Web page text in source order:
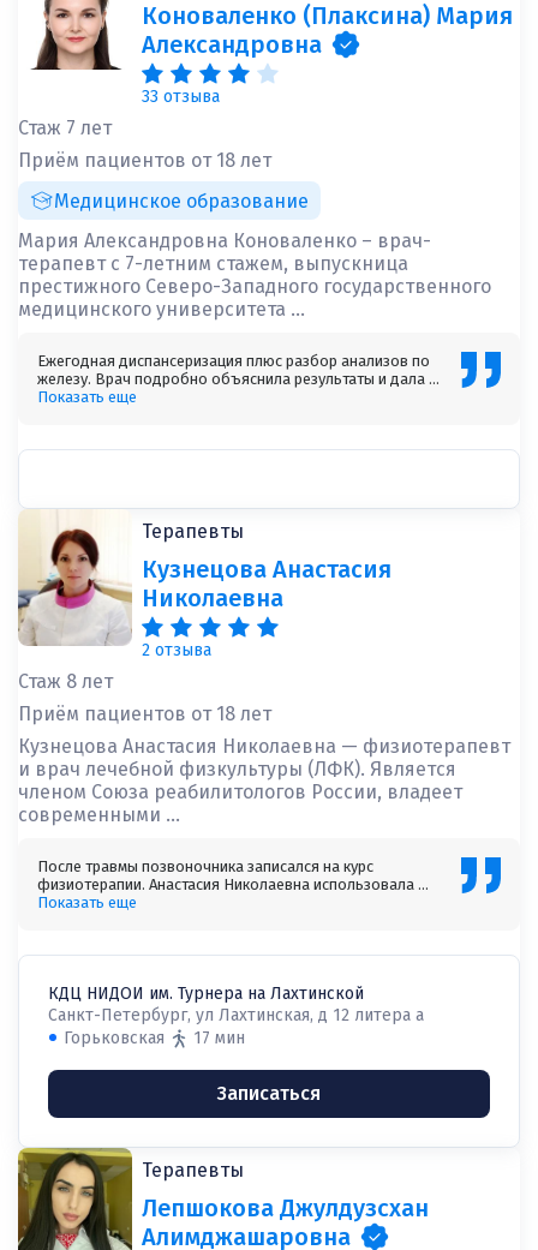
Коноваленко (Плаксина) Мария
Александровна
33 отзыва
Стаж 7 лет
Приём пациентов от 18 лет
Медицинское образование
Мария Александровна Коноваленко – врач-
терапевт с 7-летним стажем, выпускница
престижного Северо-Западного государственного
медицинского университета ...
Ежегодная диспансеризация плюс разбор анализов по
железу. Врач подробно объяснила результаты и дала ...
Показать еще
Терапевты
Кузнецова Анастасия
Николаевна
2 отзыва
Стаж 8 лет
Приём пациентов от 18 лет
Кузнецова Анастасия Николаевна — физиотерапевт
и врач лечебной физкультуры (ЛФК). Является
членом Союза реабилитологов России, владеет
современными ...
После травмы позвоночника записался на курс
физиотерапии. Анастасия Николаевна использовала ...
Показать еще
КДЦ НИДОИ им. Турнера на Лахтинской
Санкт-Петербург, ул Лахтинская, д 12 литера а
Горьковская
17 мин
Записаться
Терапевты
Лепшокова Джулдузсхан
Алимджашаровна